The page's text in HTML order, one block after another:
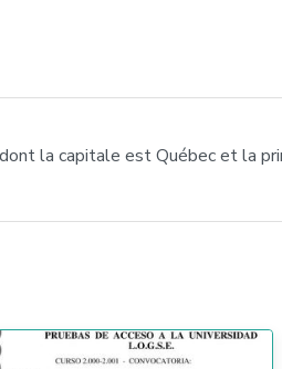
la capitale est Québec et la